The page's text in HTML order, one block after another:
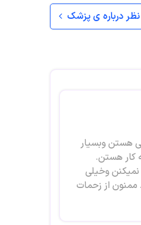
درباره ی پزشک
هستن وبسیار
کار هستن.
وخیلی
ممنون از زحمات